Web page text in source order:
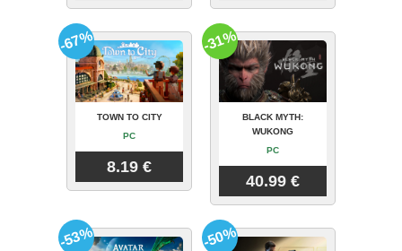
TOWN TO CITY
PC
8.19 €
-67%
BLACK MYTH:
WUKONG
PC
40.99 €
-31%
-53% -50%